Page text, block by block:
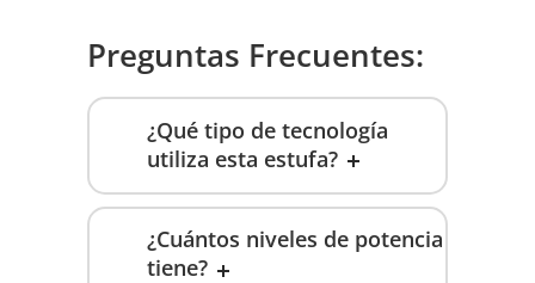
Preguntas Frecuentes:
¿Qué tipo de tecnología
utiliza esta estufa?
¿Cuántos niveles de potencia
tiene?